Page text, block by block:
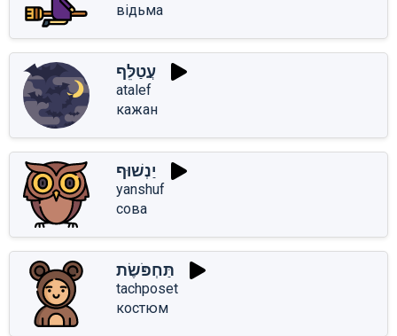
відьма
עֲטַלֵּף
atalef
кажан
יַנְשׁוּף
yanshuf
сова
תַּחְפֹּשֶׂת
tachposet
костюм